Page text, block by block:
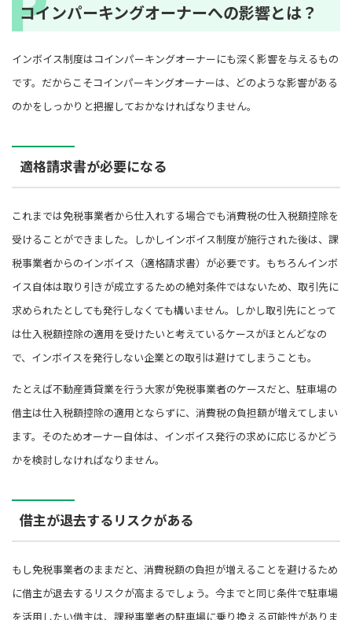
コインパーキングオーナーへの影響とは？
インボイス制度はコインパーキングオーナーにも深く影響を与えるもの
です。だからこそコインパーキングオーナーは、どのような影響がある
のかをしっかりと把握しておかなければなりません。
適格請求書が必要になる
これまでは免税事業者から仕入れする場合でも消費税の仕入税額控除を
受けることができました。しかしインボイス制度が施行された後は、課
税事業者からのインボイス（適格請求書）が必要です。もちろんインボ
イス自体は取り引きが成立するための絶対条件ではないため、取引先に
求められたとしても発行しなくても構いません。しかし取引先にとって
は仕入税額控除の適用を受けたいと考えているケースがほとんどなの
で、インボイスを発行しない企業との取引は避けてしまうことも。
たとえば不動産賃貸業を行う大家が免税事業者のケースだと、駐車場の
借主は仕入税額控除の適用とならずに、消費税の負担額が増えてしまい
ます。そのためオーナー自体は、インボイス発行の求めに応じるかどう
かを検討しなければなりません。
借主が退去するリスクがある
もし免税事業者のままだと、消費税額の負担が増えることを避けるため
に借主が退去するリスクが高まるでしょう。今までと同じ条件で駐車場
を活用したい借主は、課税事業者の駐車場に乗り換える可能性がありま